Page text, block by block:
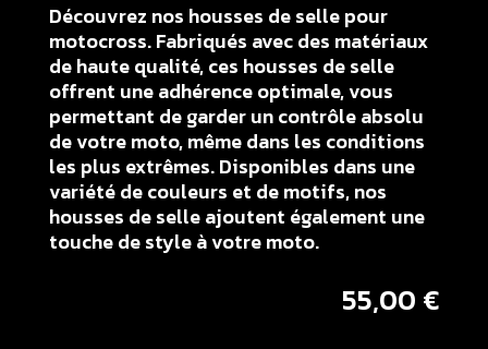
Découvrez nos housses de selle pour
motocross. Fabriqués avec des matériaux
de haute qualité, ces housses de selle
offrent une adhérence optimale, vous
permettant de garder un contrôle absolu
de votre moto, même dans les conditions
les plus extrêmes. Disponibles dans une
variété de couleurs et de motifs, nos
housses de selle ajoutent également une
touche de style à votre moto.
55,00 €